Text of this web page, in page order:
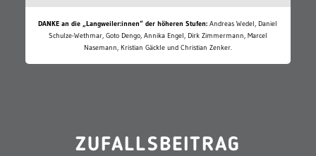
DANKE an die „Langweiler:innen“ der höheren Stufen: Andreas Wedel, Daniel
Schulze-Wethmar, Goto Dengo, Annika Engel, Dirk Zimmermann, Marcel
Nasemann, Kristian Gäckle und Christian Zenker.
ZUFALLSBEITRAG